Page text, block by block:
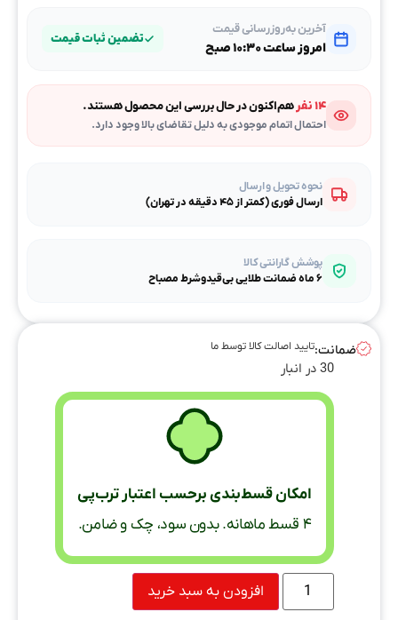
آخرین به‌روزرسانی قیمت
امروز ساعت ۱۰:۳۰ صبح
تضمین ثبات قیمت
۱۴ نفر هم‌اکنون در حال بررسی این محصول هستند.
احتمال اتمام موجودی به دلیل تقاضای بالا وجود دارد.
نحوه تحویل و ارسال
ارسال فوری (کمتر از ۴۵ دقیقه در تهران)
پوشش گارانتی کالا
۶ ماه ضمانت طلایی بی‌قیدوشرط مصباح
ضمانت:تایید اصالت کالا توسط ما
30 در انبار
امکان قسط‌بندی برحسب اعتبار ترب‌پی
۴ قسط ماهانه. بدون سود، چک و ضامن.
افزودن به سبد خرید